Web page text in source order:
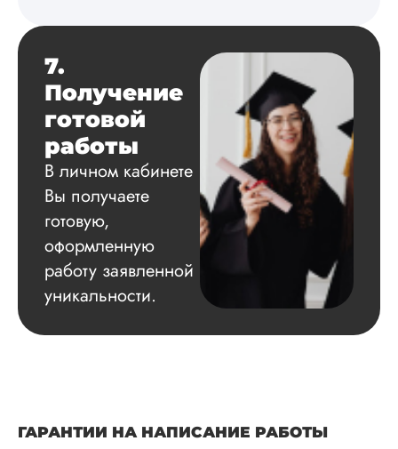
7.
Получение
готовой
работы
В личном кабинете
Вы получаете
готовую,
оформленную
работу заявленной
уникальности.
ГАРАНТИИ НА НАПИСАНИЕ РАБОТЫ